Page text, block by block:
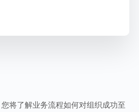
将了解业务流程如何对组织成功至